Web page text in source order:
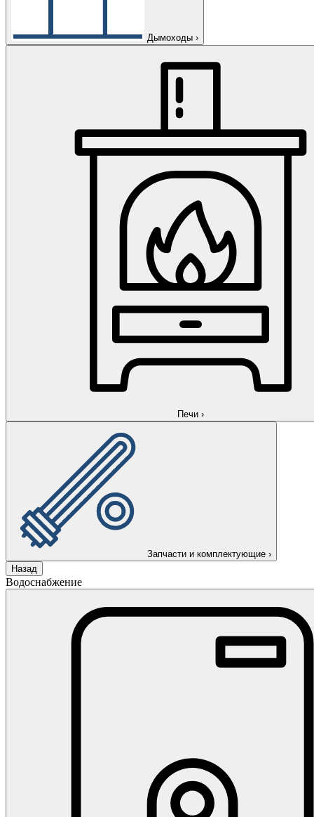
Дымоходы ›
Печи ›
Запчасти и комплектующие ›
Назад
Водоснабжение